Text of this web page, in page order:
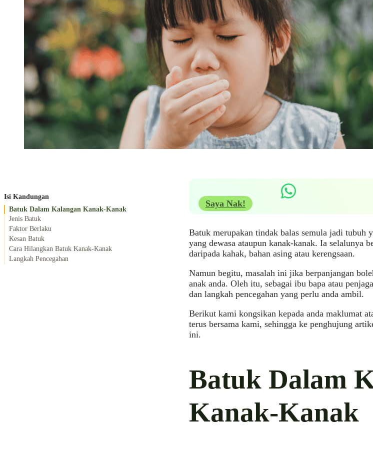
Isi Kandungan
Batuk Dalam Kalangan Kanak-Kanak
Jenis Batuk
Faktor Berlaku
Kesan Batuk
Cara Hilangkan Batuk Kanak-Kanak
Langkah Pencegahan
Saya Nak!
Batuk merupakan tindak balas semula jadi tubuh
yang dewasa ataupun kanak-kanak. Ia selalunya
daripada kahak, bahan asing atau kerengsaan.
Namun begitu, masalah ini jika berpanjangan
anak anda. Oleh itu, sebagai ibu bapa atau
dan langkah pencegahan yang perlu anda ambil.
Berikut kami kongsikan kepada anda maklumat
terus bersama kami, sehingga ke penghujung
ini.
Batuk Dalam
Kanak-Kanak